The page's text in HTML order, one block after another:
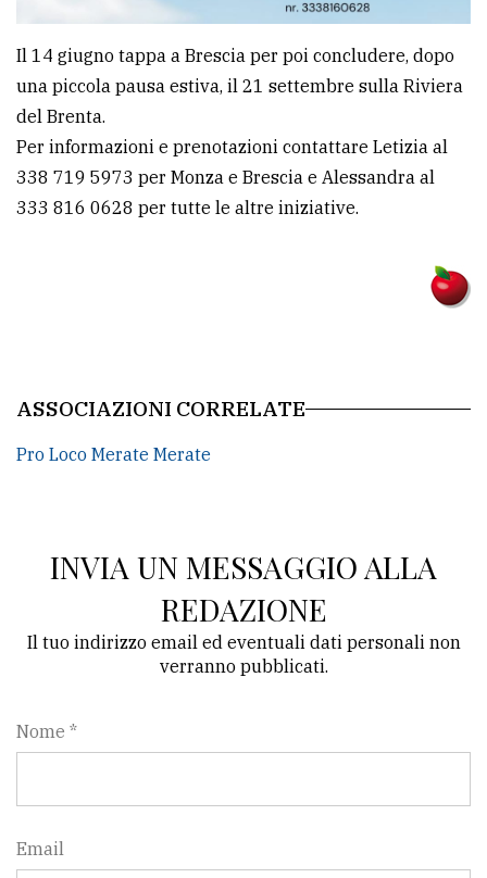
Il 14 giugno tappa a Brescia per poi concludere, dopo
una piccola pausa estiva, il 21 settembre sulla Riviera
del Brenta.
Per informazioni e prenotazioni contattare Letizia al
338 719 5973 per Monza e Brescia e Alessandra al
333 816 0628 per tutte le altre iniziative.
ASSOCIAZIONI CORRELATE
Pro Loco Merate Merate
INVIA UN MESSAGGIO ALLA
REDAZIONE
Il tuo indirizzo email ed eventuali dati personali non
verranno pubblicati.
Nome *
Email